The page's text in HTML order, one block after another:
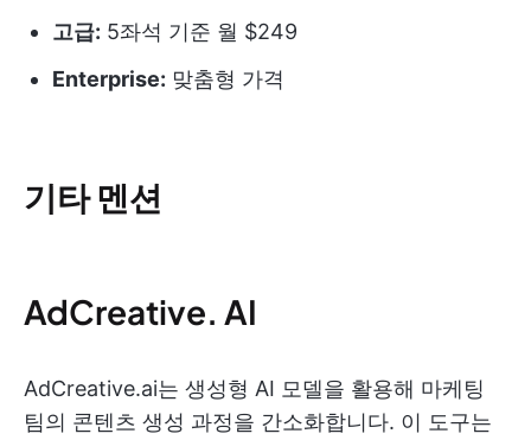
고급: 5좌석 기준 월 $249
Enterprise: 맞춤형 가격
기타 멘션
AdCreative. AI
AdCreative.ai는 생성형 AI 모델을 활용해 마케팅
팀의 콘텐츠 생성 과정을 간소화합니다. 이 도구는